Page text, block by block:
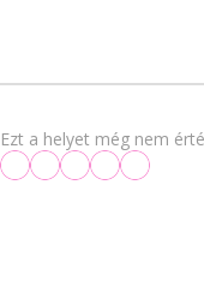
Ezt a helyet még nem